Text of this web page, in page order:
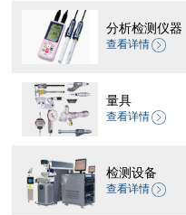
分析检测仪器
查看详情
量具
查看详情
检测设备
查看详情